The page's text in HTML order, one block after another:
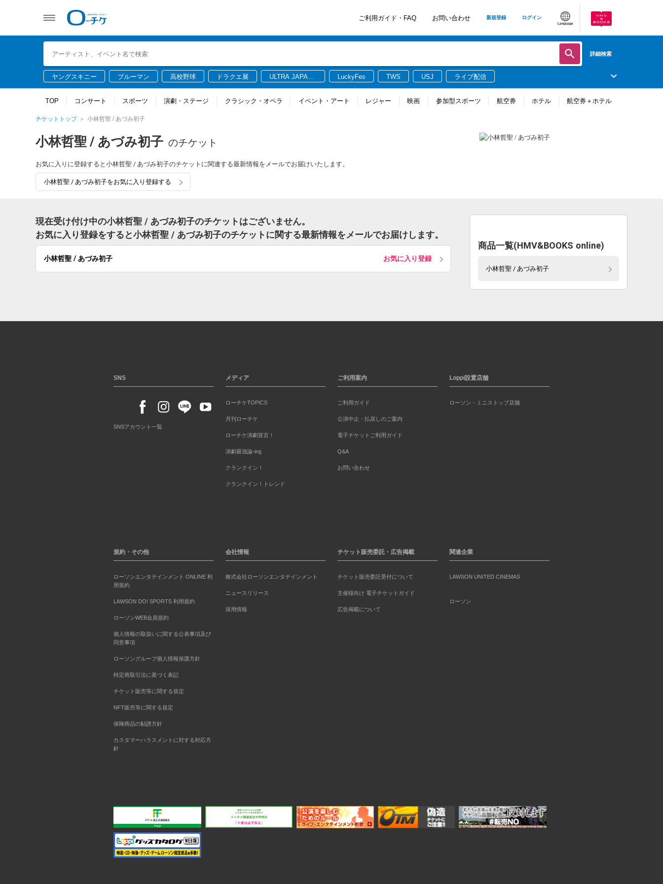
ご利用ガイド・FAQ お問い合わせ 新規登録 ログイン
Language
詳細検索
ヤングスキニー ブルーマン 高校野球 ドラクエ展
ULTRA JAPAN
LuckyFes TWS USJ ライブ配信
TOP コンサート スポーツ 演劇・ステージ クラシック・オペラ イベント・アート レジャー 映画 参加型スポーツ 航空券 ホテル 航空券＋ホテル
チケットトップ 小林哲聖 / あづみ初子
小林哲聖 / あづみ初子 のチケット
お気に入りに登録すると小林哲聖 / あづみ初子のチケットに関連する最新情報をメールでお届けいたします。
小林哲聖 / あづみ初子をお気に入り登録する
現在受け付け中の小林哲聖 / あづみ初子のチケットはございません。
お気に入り登録をすると小林哲聖 / あづみ初子のチケットに関する最新情報をメールでお届けします。
小林哲聖 / あづみ初子 お気に入り登録
商品一覧(HMV&BOOKS online)
小林哲聖 / あづみ初子
SNS
SNSアカウント一覧
メディア
ローチケTOPICS
月刊ローチケ
ローチケ演劇宣言！
演劇最強論-ing
クランクイン！
クランクイン！トレンド
ご利用案内
ご利用ガイド
公演中止・払戻しのご案内
電子チケットご利用ガイド
Q&A
お問い合わせ
Loppi設置店舗
ローソン・ミニストップ店舗
規約・その他
ローソンエンタテインメント ONLINE 利
用規約
LAWSON DO! SPORTS 利用規約
ローソンWEB会員規約
個人情報の取扱いに関する公表事項及び
同意事項
ローソングループ個人情報保護方針
特定商取引法に基づく表記
チケット販売等に関する規定
NFT販売等に関する規定
保険商品の勧誘方針
カスタマーハラスメントに対する対応方
針
会社情報
株式会社ローソンエンタテインメント
ニュースリリース
採用情報
チケット販売委託・広告掲載
チケット販売委託受付について
主催様向け 電子チケットガイド
広告掲載について
関連企業
LAWSON UNITED CINEMAS
ローソン